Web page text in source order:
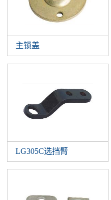
主锁盖
LG305C选挡臂